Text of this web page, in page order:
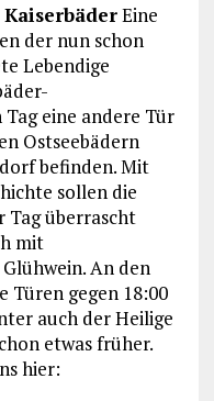
KaiserbäderEine
der nun schon
Lebendige
eine andere Tür
Ostseebädern
befinden. Mit
sollen die
Tag überrascht
mit
An den
Türen gegen 18:00
auch der Heilige
etwas früher.
hier: